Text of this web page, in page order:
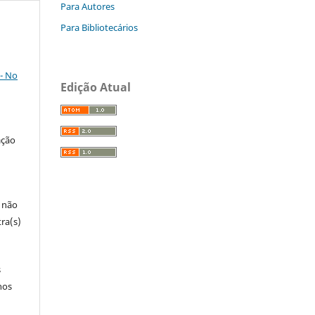
No
Para Autores
Para Bibliotecários
Edição Atual